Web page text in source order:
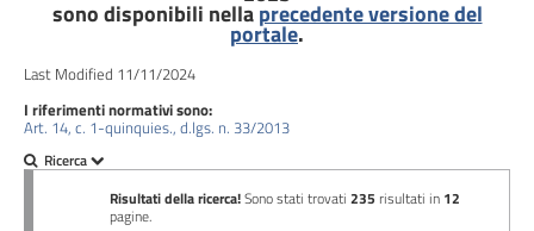
sono disponibili nellaprecedente versione del
portale.
Last Modified 11/11/2024
I riferimenti normativi sono:
Art. 14, c. 1-quinquies., d.lgs. n. 33/2013
Bandi
concorso